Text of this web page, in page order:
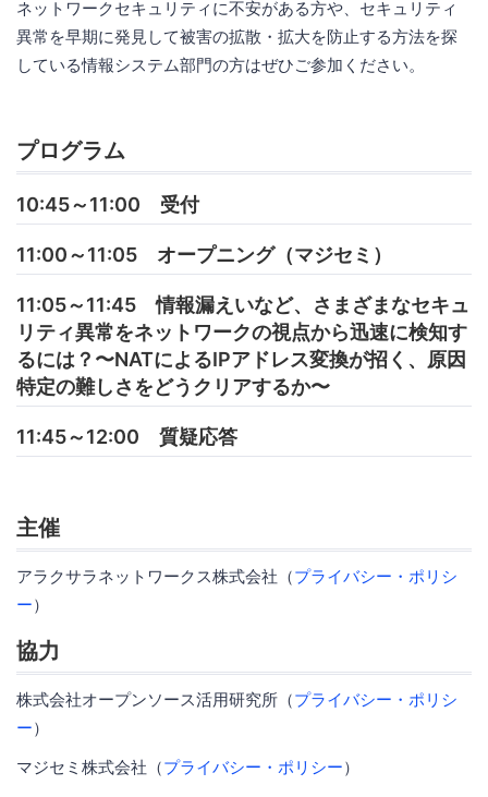
ネットワークセキュリティに不安がある方や、セキュリティ
異常を早期に発見して被害の拡散・拡大を防止する方法を探
している情報システム部門の方はぜひご参加ください。
プログラム
10:45～11:00 受付
11:00～11:05 オープニング（マジセミ）
11:05～11:45 情報漏えいなど、さまざまなセキュ
リティ異常をネットワークの視点から迅速に検知す
るには？〜NATによるIPアドレス変換が招く、原因
特定の難しさをどうクリアするか〜
11:45～12:00 質疑応答
主催
アラクサラネットワークス株式会社（プライバシー・ポリシ
ー）
協力
株式会社オープンソース活用研究所（プライバシー・ポリシ
ー）
マジセミ株式会社（プライバシー・ポリシー）